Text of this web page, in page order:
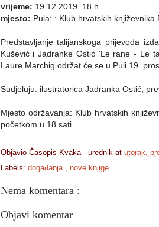
vrijeme: 19.12.2019. 18 h
mjesto: Pula; : Klub hrvatskih književnika
Predstavljanje talijanskoga prijevoda
Kušević i Jadranke Ostić 'Le rane - Le
Laure Marchig održat će se u Puli 19.
Sudjeluju: ilustratorica Jadranka Ostić,
Mjesto održavanja: Klub hrvatskih
početkom u 18 sati.
Objavio Časopis Kvaka - urednik at utorak,
Labels: događanja , nove knjige
Nema komentara :
Objavi komentar